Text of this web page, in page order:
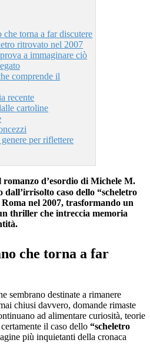
torna a far discutere
ritrovato nel 2007
a immaginare ciò
comprende il
recente
cartoline
per riflettere
romanzo d’esordio di Michele M.
dall’irrisolto caso dello “scheletro
nel 2007, trasformando un
thriller che intreccia memoria
che torna a far
sembrano destinate a rimanere
chiusi davvero, domande rimaste
ad alimentare curiosità, teorie
il caso dello “scheletro
più inquietanti della cronaca